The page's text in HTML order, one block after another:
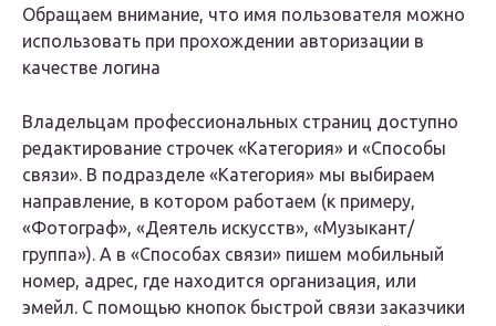
Обращаем внимание, что имя пользователя можно
использовать при прохождении авторизации в
качестве логина
Владельцам профессиональных страниц доступно
редактирование строчек «Категория» и «Способы
связи». В подразделе «Категория» мы выбираем
направление, в котором работаем (к примеру,
«Фотограф», «Деятель искусств», «Музыкант/
группа»). А в «Способах связи» пишем мобильный
номер, адрес, где находится организация, или
эмейл. С помощью кнопок быстрой связи заказчики